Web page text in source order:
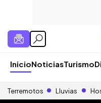
InicioNoticiasTurismo
Terremotos Lluvias